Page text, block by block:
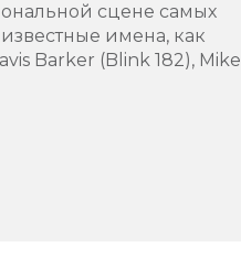
сцене самых
имена, как
Barker (Blink 182), Mike